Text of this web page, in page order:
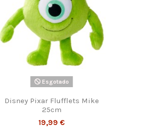
Esgotado
Disney Pixar Flufflets Mike
25cm
19,99 €